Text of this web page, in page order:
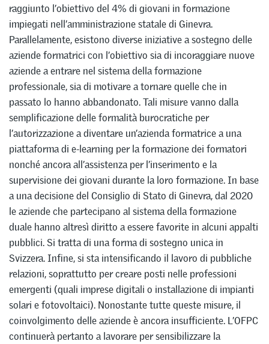
raggiunto l’obiettivo del 4% di giovani in formazione
impiegati nell’amministrazione statale di Ginevra.
Parallelamente, esistono diverse iniziative a sostegno delle
aziende formatrici con l’obiettivo sia di incoraggiare nuove
aziende a entrare nel sistema della formazione
professionale, sia di motivare a tornare quelle che in
passato lo hanno abbandonato. Tali misure vanno dalla
semplificazione delle formalità burocratiche per
l’autorizzazione a diventare un’azienda formatrice a una
piattaforma di e-learning per la formazione dei formatori
nonché ancora all’assistenza per l’inserimento e la
supervisione dei giovani durante la loro formazione. In base
a una decisione del Consiglio di Stato di Ginevra, dal 2020
le aziende che partecipano al sistema della formazione
duale hanno altresì diritto a essere favorite in alcuni appalti
pubblici. Si tratta di una forma di sostegno unica in
Svizzera. Infine, si sta intensificando il lavoro di pubbliche
relazioni, soprattutto per creare posti nelle professioni
emergenti (quali imprese digitali o installazione di impianti
solari e fotovoltaici). Nonostante tutte queste misure, il
coinvolgimento delle aziende è ancora insufficiente. L’OFPC
continuerà pertanto a lavorare per sensibilizzare la